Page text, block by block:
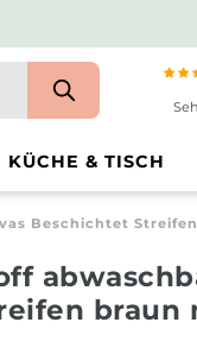
KÜCHE & TISCH
Beschichtet
braun